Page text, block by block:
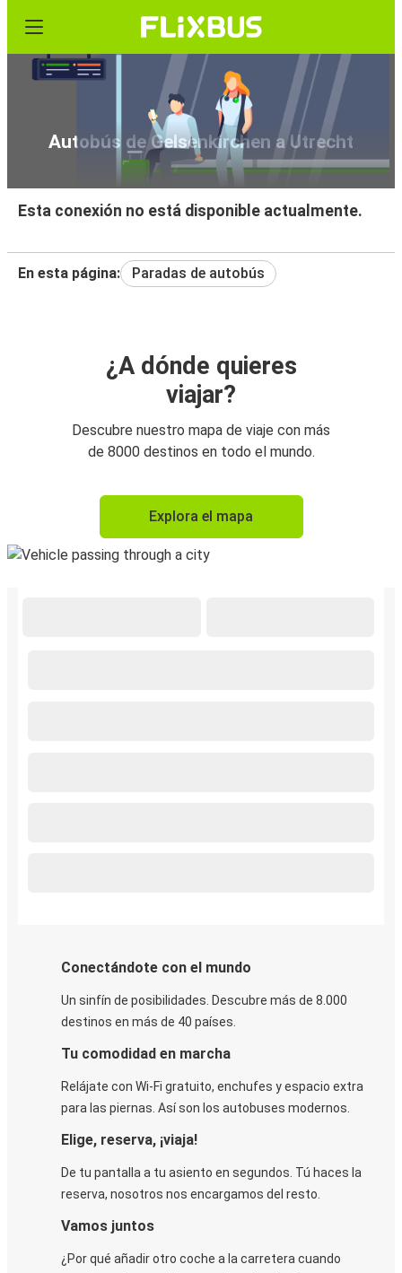
Autobús de Gelsenkirchen a Utrecht
Esta conexión no está disponible actualmente.
En esta página: Paradas de autobús
¿A dónde quieres
viajar?
Descubre nuestro mapa de viaje con más
de 8000 destinos en todo el mundo.
Explora el mapa
Conectándote con el mundo
Un sinfín de posibilidades. Descubre más de 8.000
destinos en más de 40 países.
Tu comodidad en marcha
Relájate con Wi-Fi gratuito, enchufes y espacio extra
para las piernas. Así son los autobuses modernos.
Elige, reserva, ¡viaja!
De tu pantalla a tu asiento en segundos. Tú haces la
reserva, nosotros nos encargamos del resto.
Vamos juntos
¿Por qué añadir otro coche a la carretera cuando